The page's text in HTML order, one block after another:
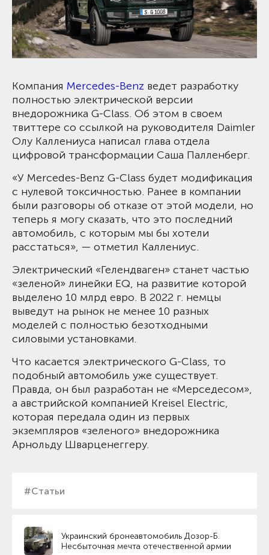
#Статьи
Украинский бронеавтомобиль Дозор-Б.
Несбыточная мечта отечественной армии
Компания Mercedes-Benz ведет разработку
полностью электрической версии
внедорожника G-Class. Об этом в своем
твиттере со ссылкой на руководителя Daimler
Олу Каллениуса написал глава отдела
цифровой трансформации Саша Палленберг.
«У Mercedes-Benz G-Class будет модификация
с нулевой токсичностью. Ранее в компании
были разговоры об отказе от этой модели, но
теперь я могу сказать, что это последний
автомобиль, с которым мы бы хотели
расстаться», — отметил Каллениус.
Электрический «Гелендваген» станет частью
«зеленой» линейки EQ, на развитие которой
выделено 10 млрд евро. В 2022 г. немцы
выведут на рынок не менее 10 разных
моделей с полностью безотходными
силовыми установками.
Что касается электрического G-Class, то
подобный автомобиль уже существует.
Правда, он был разработан не «Мерседесом»,
а австрийской компанией Kreisel Electric,
которая передала один из первых
экземпляров «зеленого» внедорожника
Арнольду Шварценеггеру.